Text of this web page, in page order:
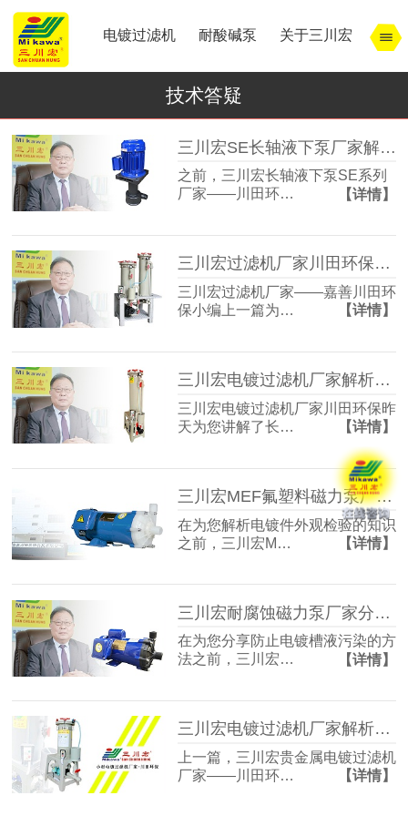
电镀过滤机 耐酸碱泵 关于三川宏
技术答疑
三川宏SE长轴液下泵厂家解析电镀镀铬时间和镀后处理
之前，三川宏长轴液下泵SE系列
厂家——川田环…
【详情】
三川宏过滤机厂家川田环保解析宁波余姚镇北工业园模式
三川宏过滤机厂家——嘉善川田环
保小编上一篇为…
【详情】
三川宏电镀过滤机厂家解析宁波余姚镇北工业园区的特点
三川宏电镀过滤机厂家川田环保昨
天为您讲解了长…
【详情】
三川宏MEF氟塑料磁力泵厂家解析电镀件外观检验的知识
在为您解析电镀件外观检验的知识
之前，三川宏M…
【详情】
三川宏耐腐蚀磁力泵厂家分享防止电镀槽液污染的方法
在为您分享防止电镀槽液污染的方
法之前，三川宏…
【详情】
三川宏电镀过滤机厂家解析电刷镀技术工艺流程
上一篇，三川宏贵金属电镀过滤机
厂家——川田环…
【详情】